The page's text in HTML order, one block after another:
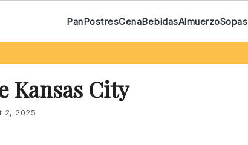
PanPostresCenaBebidasAlmuerzoSopas
Kansas City
2, 2025